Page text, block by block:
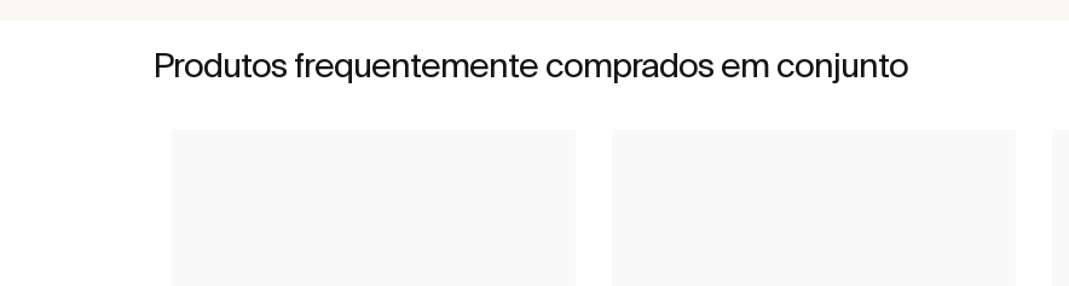
Produtos frequentemente comprados em conjunto